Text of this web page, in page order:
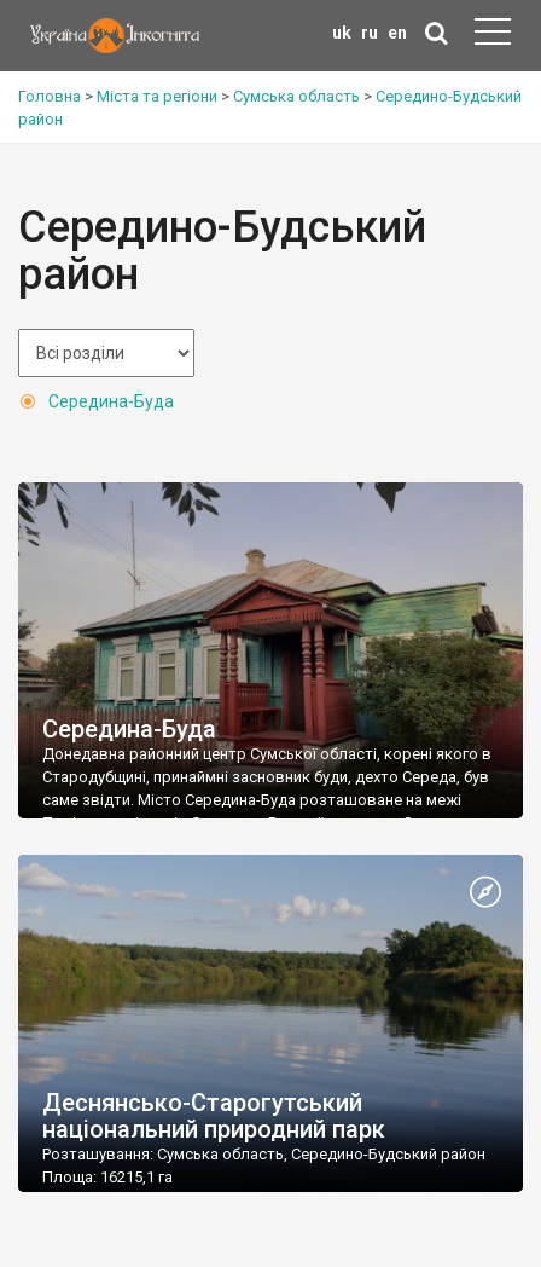
uk ru en
Головна > Міста та регіони > Сумська область > Середино-Будський
район
Середино-Будський
район
Середина-Буда
Середина-Буда
Донедавна районний центр Сумської області, корені якого в
Стародубщині, принаймні засновник буди, дехто Середа, був
саме звідти. Місто Середина-Буда розташоване на межі
Полісся та відрогів Середньо-Руської височини. Засноване як
торгівлі. Місцевість навколо з XVII століття розвивалася за
рахунок випалювання вугілля, видобутку болотної руди,
виварювання поташу, а також винокуріння. […]
Деснянсько-Старогутський
національний природний парк
Розташування: Сумська область, Середино-Будський район
Площа: 16215,1 га